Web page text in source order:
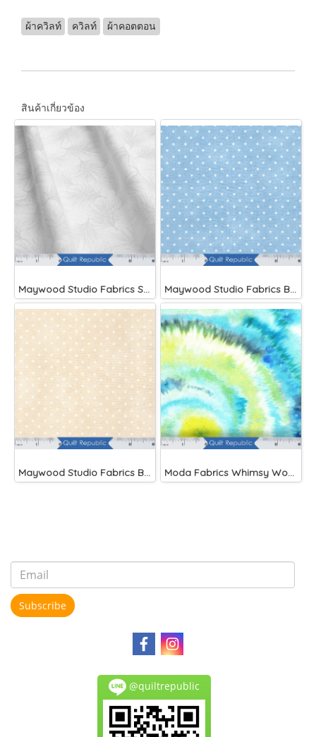
ผ้าควิลท์ ควิลท์ ผ้าคอตตอน
สินค้าเกี่ยวข้อง
Maywood Studio Fabrics Solitaire Whites Maywood Studio Fabrics Beautiful Basics Blue
Maywood Studio Fabrics Beautiful Basics Cream Moda Fabrics Whimsy Wonderland Shakedown Street Spiral Breeze
Subscribe
@quiltrepublic